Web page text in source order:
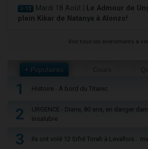
J-12 Mardi 18 Août |
Le Admour de
plein Kikar de Natanya à Alonzo!
Voir tous les événements à
+ Populaires
1 Histoire - À bord du Titanic
2
URGENCE - Diane, 80 ans, en danger
insalubre
3 Ils ont volé 12 Sifré Torah à Levallois…